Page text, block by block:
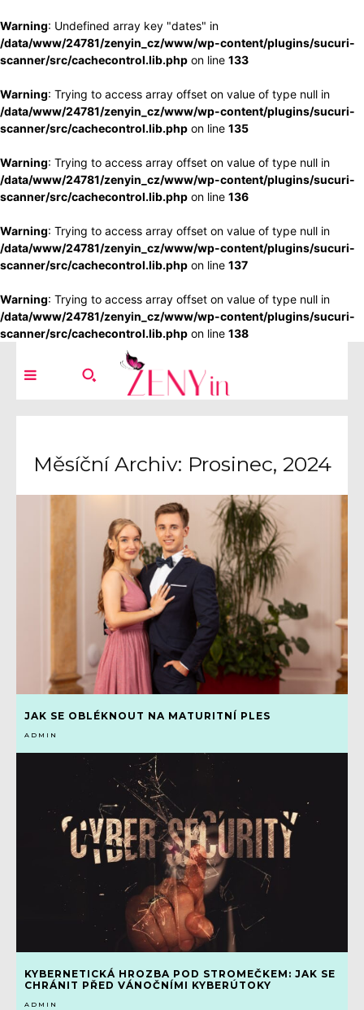
Warning: Undefined array key "dates" in
/data/www/24781/zenyin_cz/www/wp-content/plugins/sucuri-
scanner/src/cachecontrol.lib.php on line 133
Warning: Trying to access array offset on value of type null in
/data/www/24781/zenyin_cz/www/wp-content/plugins/sucuri-
scanner/src/cachecontrol.lib.php on line 135
Warning: Trying to access array offset on value of type null in
/data/www/24781/zenyin_cz/www/wp-content/plugins/sucuri-
scanner/src/cachecontrol.lib.php on line 136
Warning: Trying to access array offset on value of type null in
/data/www/24781/zenyin_cz/www/wp-content/plugins/sucuri-
scanner/src/cachecontrol.lib.php on line 137
Warning: Trying to access array offset on value of type null in
/data/www/24781/zenyin_cz/www/wp-content/plugins/sucuri-
scanner/src/cachecontrol.lib.php on line 138
Měsíční Archiv: Prosinec, 2024
JAK SE OBLÉKNOUT NA MATURITNÍ PLES
ADMIN
KYBERNETICKÁ HROZBA POD STROMEČKEM: JAK SE
CHRÁNIT PŘED VÁNOČNÍMI KYBERÚTOKY
ADMIN